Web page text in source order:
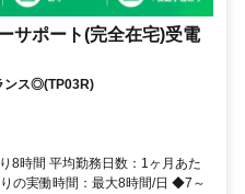
サポート(完全在宅)受電
ンス◎(TP03R)
8時間 平均勤務日数：1ヶ月あた
の実働時間：最大8時間/日 ◆7～